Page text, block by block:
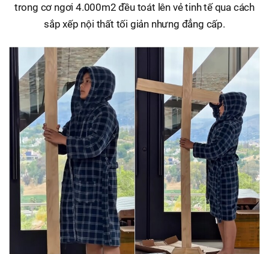
trong cơ ngơi 4.000m2 đều toát lên vẻ tinh tế qua cách
sắp xếp nội thất tối giản nhưng đẳng cấp.